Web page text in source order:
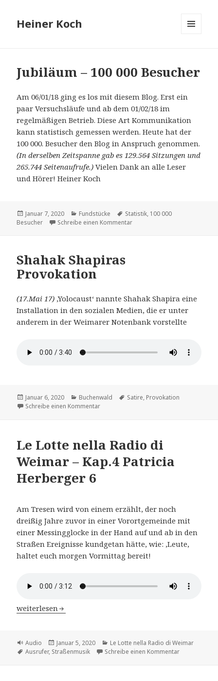
Heiner Koch
Jubiläum – 100 000 Besucher
Am 06/01/18 ging es los mit diesem Blog. Erst ein
paar Versuchsläufe und ab dem 01/02/18 im
regelmäßigen Betrieb. Diese Art Kommunikation
kann statistisch gemessen werden. Heute hat der
100 000. Besucher den Blog in Anspruch genommen.
(In derselben Zeitspanne gab es 129.564 Sitzungen und
265.744 Seitenaufrufe.)Vielen Dank an alle Leser
und Hörer! Heiner Koch
Veröffentlicht
am
Januar 7, 2020 Kategorien
Fundstücke Schlagwörter
Statistik, 100 000
Besucher
Schreibe einen Kommentarzu Jubiläum – 100 000
Shahak Shapiras
Provokation
(17.Mai 17) ‚Yolocaust‘ nannte Shahak Shapira eine
Installation in den sozialen Medien, die er unter
anderem in der Weimarer Notenbank vorstellte
Veröffentlicht
am
Januar 6, 2020 Kategorien
Buchenwald Schlagwörter
Satire, Provokation
Schreibe einen Kommentarzu Shahak Shapiras Provokation
Le Lotte nella Radio di
Weimar – Kap.4 Patricia
Herberger 6
Am Tresen wird von einem erzählt, der noch
dreißig Jahre zuvor in einer Vorortgemeinde mit
einer Messingglocke in der Hand auf und ab in den
Straßen Ereignisse kundgetan hätte, wie: ‚Leute,
haltet euch morgen Vormittag bereit!
Le Lotte nella Radio di Weimar – Kap.4 Patricia
weiterlesen
Format
Audio
Veröffentlicht
am
Januar 5, 2020 Kategorien
Le Lotte nella Radio di Weimar
Schlagwörter
Ausrufer, Straßenmusik Schreibe einen Kommentarzu Le Lotte